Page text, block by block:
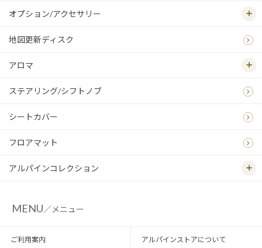
オプション/アクセサリー
地図更新ディスク
アロマ
ステアリング/シフトノブ
シートカバー
フロアマット
アルパインコレクション
MENU／メニュー
ご利用案内 アルパインストアについて